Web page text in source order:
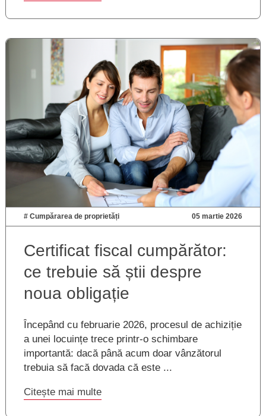
# Cumpărarea de proprietăți 05 martie 2026
Certificat fiscal cumpărător:
ce trebuie să știi despre
noua obligație
Începând cu februarie 2026, procesul de achiziție
a unei locuințe trece printr-o schimbare
importantă: dacă până acum doar vânzătorul
trebuia să facă dovada că este ...
Citește mai multe